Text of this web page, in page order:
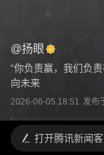
@扬眼
“你负责赢，我们负
向未来
2026-06-05 18:51 发布
打开腾讯新闻